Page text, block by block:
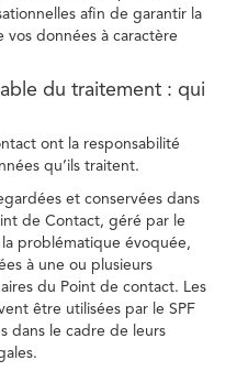
afin de garantir la
données à caractère
du traitement : qui
ont la responsabilité
qu’ils traitent.
et conservées dans
de Contact, géré par le
problématique évoquée,
à une ou plusieurs
du Point de contact. Les
être utilisées par le SPF
dans le cadre de leurs